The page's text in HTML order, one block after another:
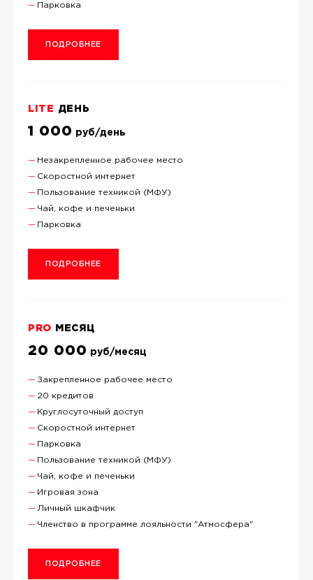
Парковка
ПОДРОБНЕЕ
LITE ДЕНЬ
1 000 руб/день
Незакрепленное рабочее место
Скоростной интернет
Пользование техникой (МФУ)
Чай, кофе и печеньки
Парковка
ПОДРОБНЕЕ
PRO МЕСЯЦ
20 000 руб/месяц
Закрепленное рабочее место
20 кредитов
Круглосуточный доступ
Скоростной интернет
Парковка
Пользование техникой (МФУ)
Чай, кофе и печеньки
Игровая зона
Личный шкафчик
Членство в программе лояльности "Атмосфера"
ПОДРОБНЕЕ